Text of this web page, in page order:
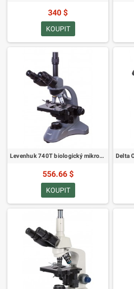
340 $
KOUPIT
Levenhuk 740T biologický mikroskop (SKU: 69657)
556.66 $
KOUPIT